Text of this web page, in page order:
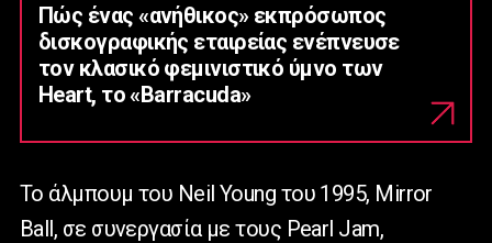
Πώς ένας «ανήθικος» εκπρόσωπος
δισκογραφικής εταιρείας ενέπνευσε
τον κλασικό φεμινιστικό ύμνο των
Heart, το «Barracuda»
Το άλμπουμ του Neil Young του 1995, Mirror
Ball, σε συνεργασία με τους Pearl Jam,